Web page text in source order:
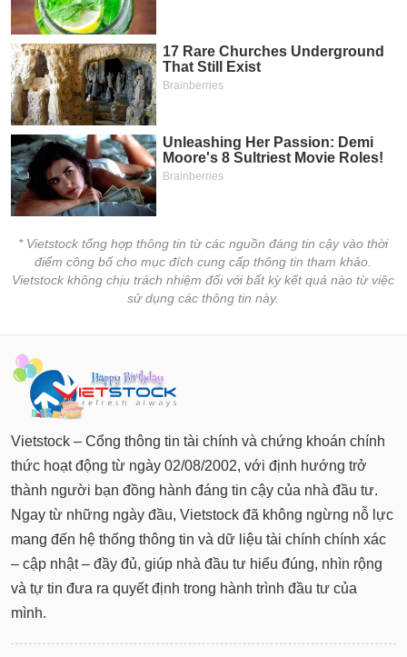
* Vietstock tổng hợp thông tin từ các nguồn đáng tin cậy vào thời
điểm công bố cho mục đích cung cấp thông tin tham khảo.
Vietstock không chịu trách nhiệm đối với bất kỳ kết quả nào từ việc
sử dụng các thông tin này.
Vietstock – Cổng thông tin tài chính và chứng khoán chính
thức hoạt động từ ngày 02/08/2002, với định hướng trở
thành người bạn đồng hành đáng tin cậy của nhà đầu tư.
Ngay từ những ngày đầu, Vietstock đã không ngừng nỗ lực
mang đến hệ thống thông tin và dữ liệu tài chính chính xác
– cập nhật – đầy đủ, giúp nhà đầu tư hiểu đúng, nhìn rộng
và tự tin đưa ra quyết định trong hành trình đầu tư của
mình.